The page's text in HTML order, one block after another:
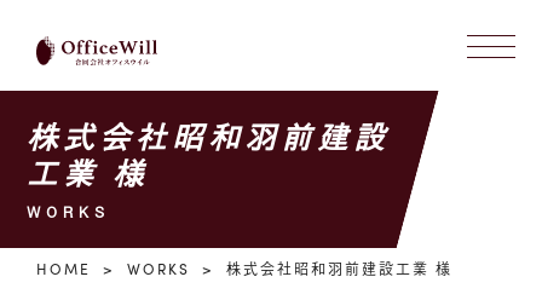
株式会社昭和羽前建設
工業 様
WORKS
HOME WORKS 株式会社昭和羽前建設工業 様